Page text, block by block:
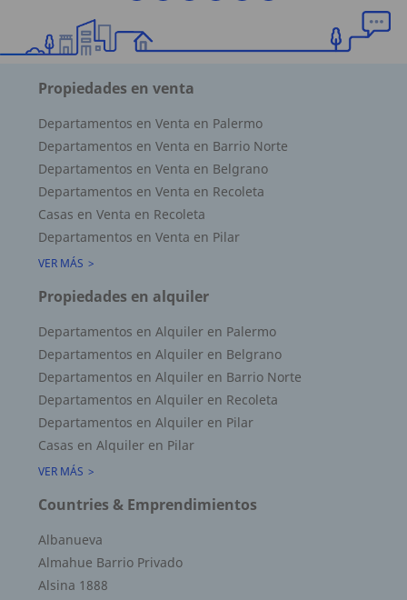
Superficie Terreno 1149.00 M2
Superficie total del inmueble 330.00 M2
Propiedades en venta
Departamentos en Venta en Palermo
Departamentos en Venta en Barrio Norte
Departamentos en Venta en Belgrano
Departamentos en Venta en Recoleta
Casas en Venta en Recoleta
Departamentos en Venta en Pilar
VER MÁS
Propiedades en alquiler
Departamentos en Alquiler en Palermo
Departamentos en Alquiler en Belgrano
Departamentos en Alquiler en Barrio Norte
Departamentos en Alquiler en Recoleta
Departamentos en Alquiler en Pilar
Casas en Alquiler en Pilar
VER MÁS
Countries & Emprendimientos
Albanueva
Almahue Barrio Privado
Alsina 1888